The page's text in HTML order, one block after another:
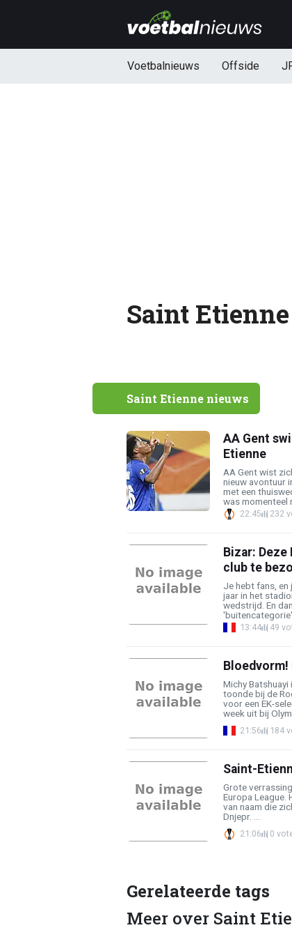
Voetbalnieuws Offside
Saint Etienne
Saint Etienne nieuws
AA Gent
Etienne
AA Gent wist
nieuw avontuur
met een
was momenteel
22:45 232
Bizar:
club te
Je hebt fans,
jaar in het
wedstrijd. En
'buitencategorie'.
13:44 49
Bloedvorm!
Michy Batshuayi
toonde bij de
voor een EK-
week uit bij
21:56 184
Saint-
Grote
Europa League.
van naam die
Dnjepr. ...
21:06 0
Gerelateerde tags
Meer over Saint